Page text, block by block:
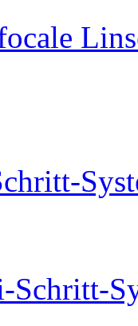
Schritt-